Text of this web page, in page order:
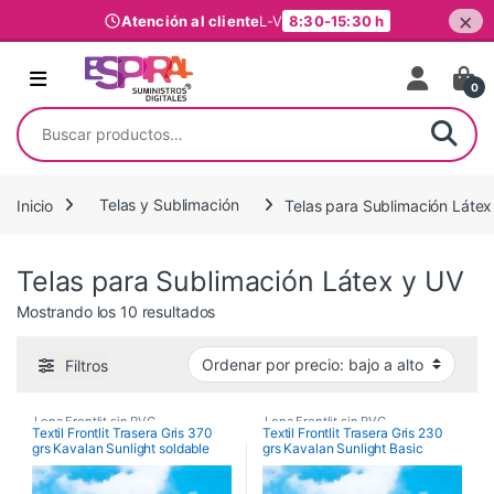
Atención al clienteL-V 8:30-15:30 h ×
Ir al contenido
0
Buscar por:
Inicio Telas y Sublimación Telas para Sublimación
Telas para Sublimación Látex y UV
Mostrando los 10 resultadosOrdenado por precio: bajo a alto
Filtros
Lona Frontlit sin PVC
Telas Frontlit para Sublimación
Telas para Sublimación Látex y
UV
Textil Frontlit Trasera Gris 370
grs Kavalan Sunlight soldable
Lona Frontlit sin PVC
Telas para Sublimación Látex y
UV
,Telas y Sublimación
Textil Frontlit Trasera Gris 230
grs Kavalan Sunlight Basic